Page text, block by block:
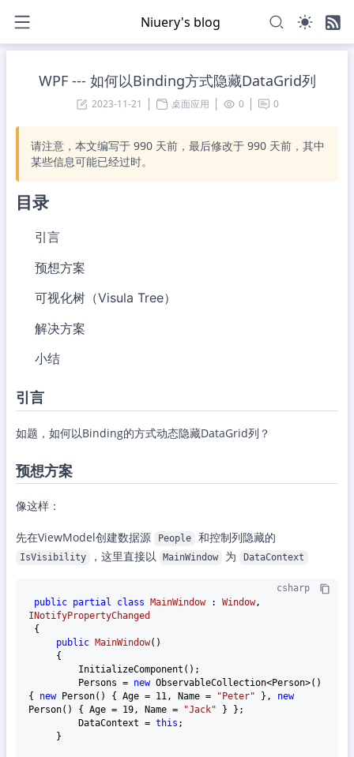
Niuery's blog
WPF --- 如何以Binding方式隐藏DataGrid列
2023-11-21 桌面应用 0 0
请注意，本文编写于 990 天前，最后修改于 990 天前，其中
某些信息可能已经过时。
目录
引言
预想方案
可视化树（Visula Tree）
解决方案
小结
引言
如题，如何以Binding的方式动态隐藏DataGrid列？
预想方案
像这样：
先在ViewModel创建数据源 People 和控制列隐藏的
IsVisibility ，这里直接以 MainWindow 为 DataContext
csharp
public partial class MainWindow : Window
INotifyPropertyChanged
public MainWindow()
         Persons =
new ObservableCollection<Person>()
{ new Person() { Age = 11, Name = "Peter" }, new
Person() { Age = 19, Name = "Jack" } };
         DataContext =
this ;